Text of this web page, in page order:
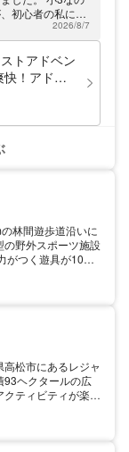
や四国カルスト天
まま楽しめるスポ
初心者の私には
ちも、ジップラ
した。 犬連れだ
の近くで、荷物
ットが森林散歩
気さくな方で、
声をかけてくだ
ドベンチャーコ
2026/8/7
トアドベン
！アドベ
林間遊歩道沿いに
野外スポーツ施設
がつく遊具が10種
松市にあるレジャ
93ヘクタールの広
ティビティが楽し